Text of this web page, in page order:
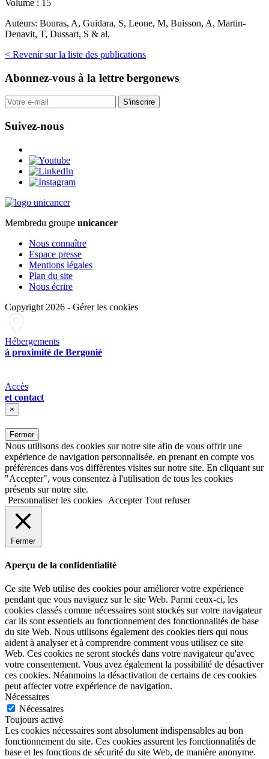
Volume : 15
Auteurs: Bouras, A, Guidara, S, Leone, M, Buisson, A, Martin-
Denavit, T, Dussart, S & al,
< Revenir sur la liste des publications
Abonnez-vous à la lettre bergonews
S'inscrire
Suivez-nous
Membredu groupe unicancer
Nous connaître
Espace presse
Mentions légales
Plan du site
Nous écrire
Copyright 2026 - Gérer les cookies
Hébergements
à proximité de Bergonié
Accès
et contact
×
Fermer
Nous utilisons des cookies sur notre site afin de vous offrir une
expérience de navigation personnalisée, en prenant en compte vos
préférences dans vos différentes visites sur notre site. En cliquant sur
"Accepter", vous consentez à l'utilisation de tous les cookies
présents sur notre site.
Personnaliser les cookies
Accepter Tout refuser
Fermer
Aperçu de la confidentialité
Ce site Web utilise des cookies pour améliorer votre expérience
pendant que vous naviguez sur le site Web. Parmi ceux-ci, les
cookies classés comme nécessaires sont stockés sur votre navigateur
car ils sont essentiels au fonctionnement des fonctionnalités de base
du site Web. Nous utilisons également des cookies tiers qui nous
aident à analyser et à comprendre comment vous utilisez ce site
Web. Ces cookies ne seront stockés dans votre navigateur qu'avec
votre consentement. Vous avez également la possibilité de désactiver
ces cookies. Néanmoins la désactivation de certains de ces cookies
peut affecter votre expérience de navigation.
Nécessaires
Nécessaires
Toujours activé
Les cookies nécessaires sont absolument indispensables au bon
fonctionnement du site. Ces cookies assurent les fonctionnalités de
base et les fonctions de sécurité du site Web, de manière anonyme.